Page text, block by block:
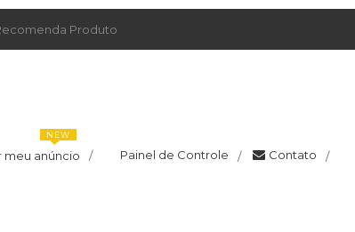
Produto
meu anúncio /
NEW
Painel de Controle / Contato /